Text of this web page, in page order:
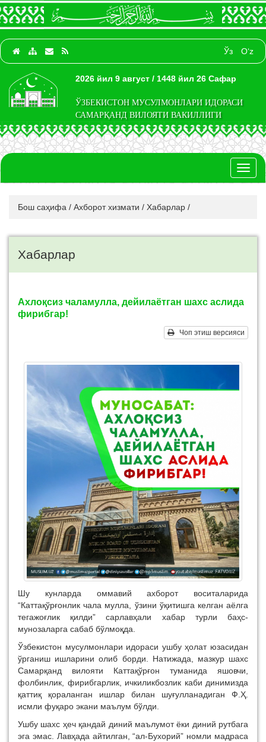
Ўз O‘z
2026 йил 9 август / 1448 йил 26 Сафар
ЎЗБЕКИСТОН МУСУЛМОНЛАРИ ИДОРАСИ
САМАРҚАНД ВИЛОЯТИ ВАКИЛЛИГИ
Бош саҳифа / Ахборот хизмати / Хабарлар /
Хабарлар
Ахлоқсиз чаламулла, дейилаётган шахс аслида
фирибгар!
Чоп этиш версияси
Шу кунларда оммавий ахборот воситаларида
“Каттақўрғонлик чала мулла, ўзини ўқитишга келган аёлга
тегажоғлик қилди” сарлавҳали хабар турли баҳс-
мунозаларга сабаб бўлмоқда.
Ўзбекистон мусулмонлари идораси ушбу ҳолат юзасидан
ўрганиш ишларини олиб борди. Натижада, мазкур шахс
Самарқанд вилояти Каттақўрғон туманида яшовчи,
фолбинлик, фирибгарлик, ичкиликбозлик каби динимизда
қаттиқ қораланган ишлар билан шуғулланадиган Ф.Ҳ.
исмли фуқаро экани маълум бўлди.
Ушбу шахс ҳеч қандай диний маълумот ёки диний рутбага
эга эмас. Лавҳада айтилган, “ал-Бухорий” номли мадраса